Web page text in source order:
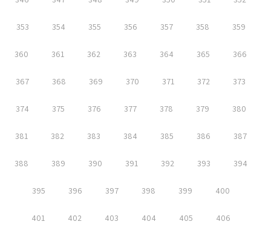
353 354 355 356 357 358 359
360 361 362 363 364 365 366
367 368 369 370 371 372 373
374 375 376 377 378 379 380
381 382 383 384 385 386 387
388 389 390 391 392 393 394
395 396 397 398 399 400
401 402 403 404 405 406